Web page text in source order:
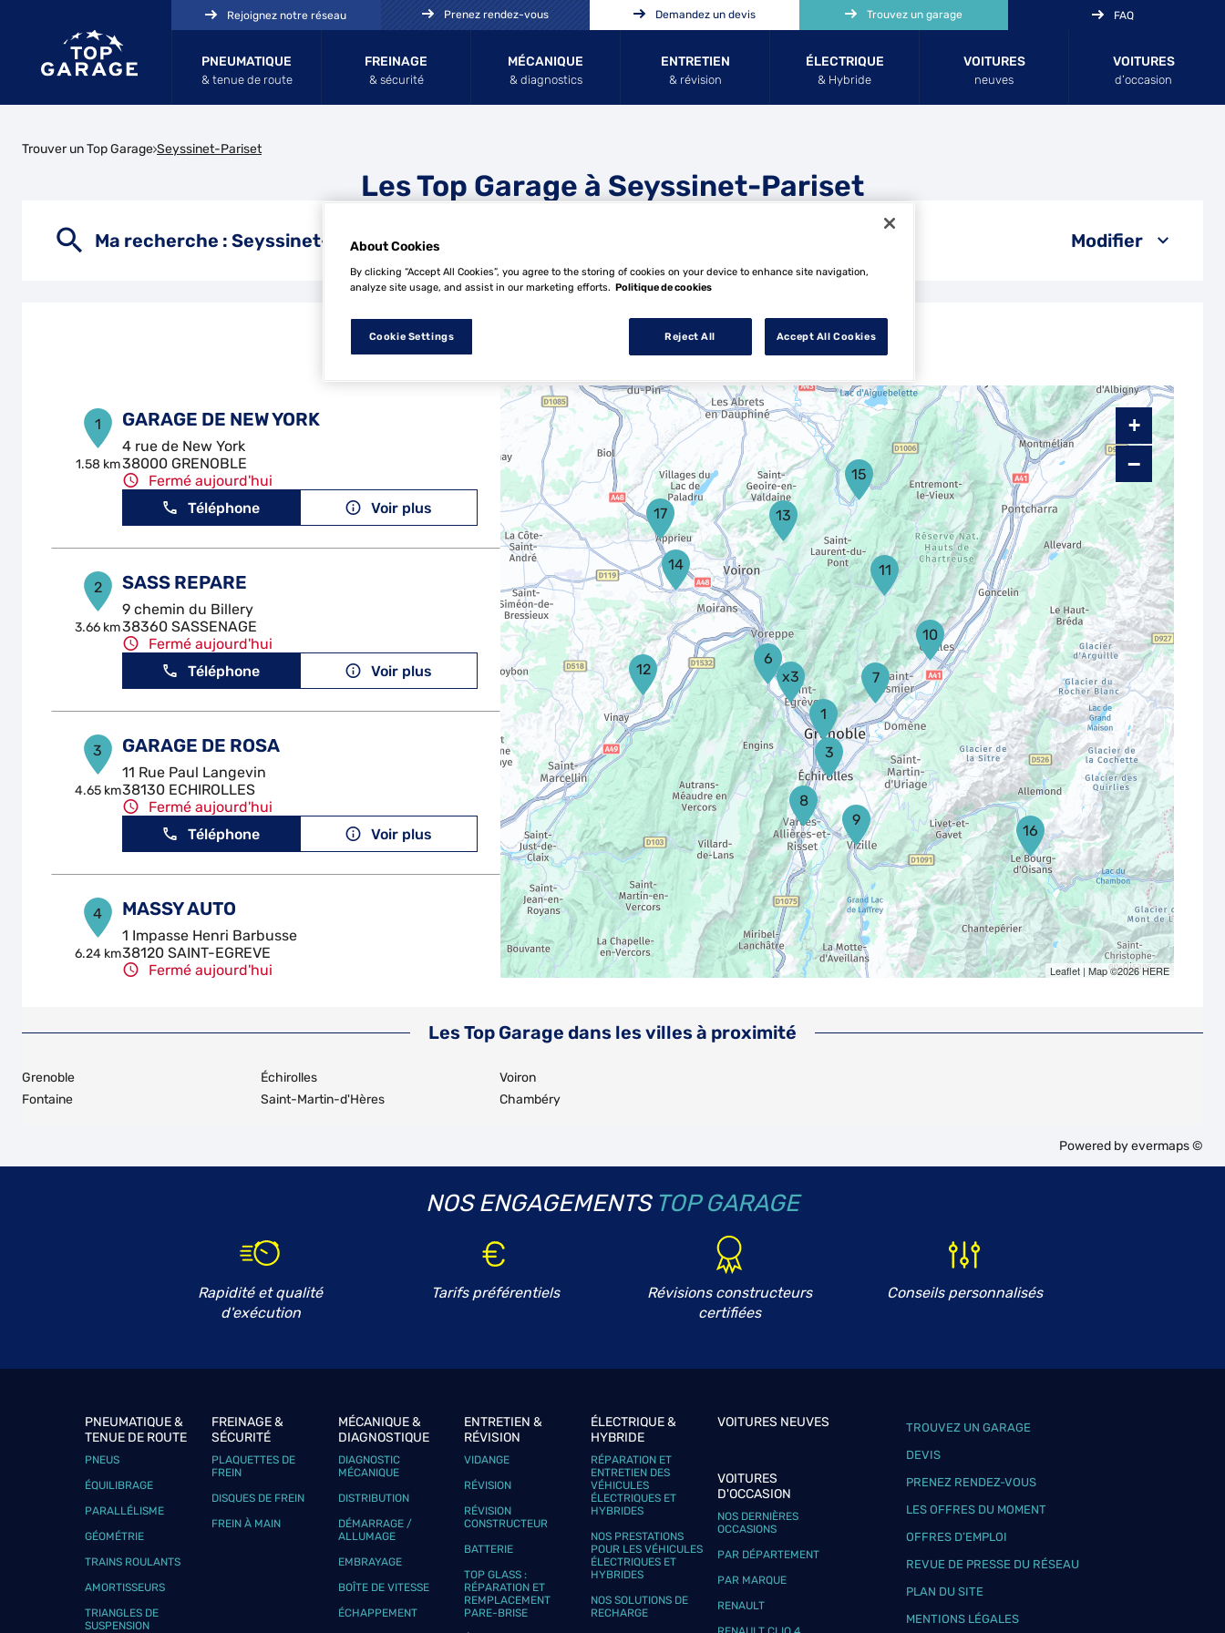
PNEUMATIQUE
& tenue de route
FREINAGE
& sécurité
MÉCANIQUE
& diagnostics
ENTRETIEN
& révision
ÉLECTRIQUE
& Hybride
VOITURES
neuves
VOITURES
d’occasion
Rejoignez notre réseau Prenez rendez-vous Demandez un devis Trouvez un garage FAQ
Trouver un Top Garage Seyssinet-Pariset
Les Top Garage à Seyssinet-Pariset
Ma recherche : Seyssinet-Pariset Modifier
17 Top Garage à Seyssinet-Pariset
1
1.58 km
GARAGE DE NEW YORK
4 rue de New York
38000 GRENOBLE
Fermé aujourd'hui
Téléphone
Voir plus
2
3.66 km
SASS REPARE
9 chemin du Billery
38360 SASSENAGE
Fermé aujourd'hui
Téléphone
Voir plus
3
4.65 km
GARAGE DE ROSA
11 Rue Paul Langevin
38130 ECHIROLLES
Fermé aujourd'hui
Téléphone
Voir plus
4
6.24 km
MASSY AUTO
1 Impasse Henri Barbusse
38120 SAINT-EGREVE
Fermé aujourd'hui
1 Impasse Henri Barbusse
511 AVENUE DE SAINT JEAN
Fermé aujourd'hui
Téléphone
8.93 km
1 Chemin de Saint Martin
38240 MEYLAN
Fermé aujourd'hui
8
9.97 km
RESTOR AUTO 38
46 Rue du Peuil
38760 VARCES ALLIERES ET RISSET
Fermé aujourd'hui
16
12
17
14
15
13
11
10
6
9
8
7
3
1
x3
+
−
Leaflet| Map ©2026HERE
Les Top Garage dans les villes à proximité
Grenoble
Fontaine
Échirolles
Saint-Martin-d'Hères
Voiron
Chambéry
Powered byevermaps ©
NOS ENGAGEMENTS TOP GARAGE
Rapidité et qualité
d'exécution
Tarifs préférentiels
Révisions constructeurs
certifiées
Conseils personnalisés
PNEUMATIQUE &
TENUE DE ROUTE
PNEUS
ÉQUILIBRAGE
PARALLÉLISME
GÉOMÉTRIE
TRAINS ROULANTS
AMORTISSEURS
TRIANGLES DE
SUSPENSION
FREINAGE &
SÉCURITÉ
PLAQUETTES DE
FREIN
DISQUES DE FREIN
FREIN À MAIN
MÉCANIQUE &
DIAGNOSTIQUE
DIAGNOSTIC
MÉCANIQUE
DISTRIBUTION
DÉMARRAGE /
ALLUMAGE
EMBRAYAGE
BOÎTE DE VITESSE
ÉCHAPPEMENT
ENTRETIEN &
RÉVISION
VIDANGE
RÉVISION
RÉVISION
CONSTRUCTEUR
BATTERIE
TOP GLASS :
RÉPARATION ET
REMPLACEMENT
PARE-BRISE
ÉLECTRIQUE &
HYBRIDE
RÉPARATION ET
ENTRETIEN DES
VÉHICULES
ÉLECTRIQUES ET
HYBRIDES
NOS PRESTATIONS
POUR LES VÉHICULES
ÉLECTRIQUES ET
HYBRIDES
NOS SOLUTIONS DE
RECHARGE
VOITURES NEUVES
VOITURES
D'OCCASION
NOS DERNIÈRES
OCCASIONS
PAR DÉPARTEMENT
PAR MARQUE
RENAULT
TROUVEZ UN GARAGE
DEVIS
PRENEZ RENDEZ-VOUS
LES OFFRES DU MOMENT
OFFRES D’EMPLOI
REVUE DE PRESSE DU RÉSEAU
PLAN DU SITE
MENTIONS LÉGALES
About Cookies
By clicking “Accept All Cookies”, you agree to the storing of cookies on your device to enhance site navigation,
analyze site usage, and assist in our marketing efforts. Politique de cookies
Cookie Settings Reject All Accept All Cookies